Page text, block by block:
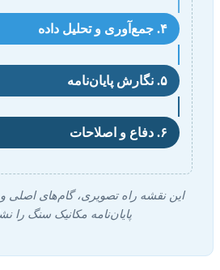
۴. جمع‌آوری و تحلیل داده
۵. نگارش پایان‌نامه
۶. دفاع و اصلاحات
این نقشه راه تصویری، گام‌های اصلی و
پایان‌نامه مکانیک سنگ را